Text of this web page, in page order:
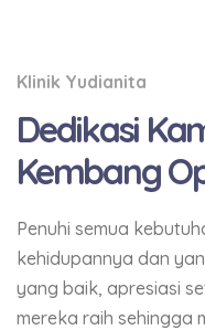
Klinik Yudianita
Dedikasi
Kembang
Penuhi semua
kehidupannya dan
yang baik, apresiasi
mereka raih sehingga